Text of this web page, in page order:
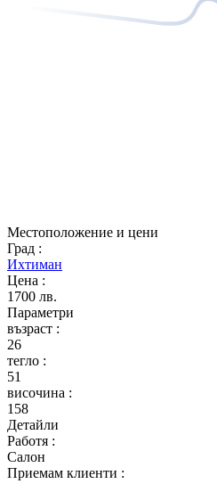
Местоположение и цени
Град :
Ихтиман
Цена :
1700 лв.
Параметри
възраст :
26
тегло :
51
височина :
158
Детайли
Работя :
Салон
Приемам клиенти :